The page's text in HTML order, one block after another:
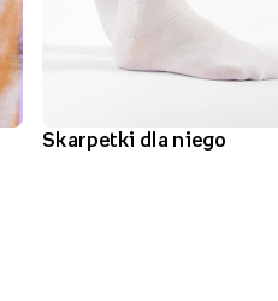
Skarpetki dla niego